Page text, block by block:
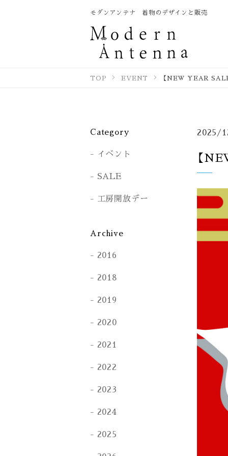
モダンアンテナ 着物のデザインと販売
TOP EVENT 【NEW YEAR
2025/
【
Category
イベント
SALE
工房開放デー
Archive
2016
2018
2019
2020
2021
2022
2023
2024
2025